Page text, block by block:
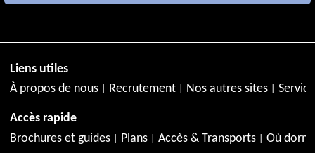
Liens utiles
À propos de nous
Recrutement Nos autres sites
Accès rapide
Brochures et guides
Plans Accès & Transports Où